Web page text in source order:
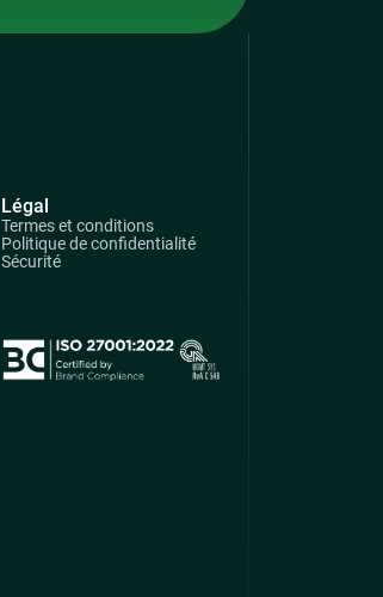
Légal
Termes et conditions
Politique de confidentialité
Sécurité